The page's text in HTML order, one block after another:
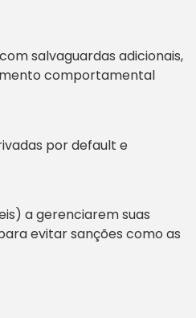
salvaguardas adicionais,
comportamental
por default e
a gerenciarem suas
evitar sanções como as